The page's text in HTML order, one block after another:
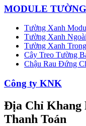
MODULE
Tường Xanh
Tường Xanh
Tường Xanh
Cây Treo Tường
Chậu Rau Đứng
Công ty KNK
Địa Chỉ Khang
Thanh Toán